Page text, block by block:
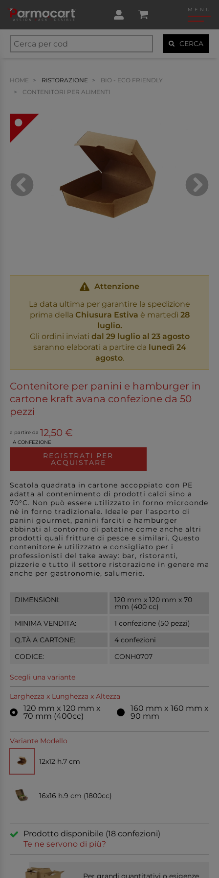
MENU
CERCA
HOME RISTORAZIONE
BIO - ECO FRIENDLY
CONTENITORI PER ALIMENTI
Attenzione
La data ultima per garantire la spedizione
prima della Chiusura Estiva è martedì 28
luglio.
Gli ordini inviati dal 29 luglio al 23 agosto
saranno elaborati a partire da lunedì 24
agosto.
Contenitore per panini e hamburger in
cartone kraft avana confezione da 50
pezzi
a partire da 12,50 €
A CONFEZIONE
REGISTRATI PER
ACQUISTARE
Scatola quadrata in cartone accoppiato con PE
adatta al contenimento di prodotti caldi sino a
70°C. Non può essere utilizzato in forno microonde
nè in forno tradizionale. Ideale per l'asporto di
panini gourmet, panini farciti e hamburger
abbinati al contorno di patatine come anche altri
prodotti quali fritture di pesce e similari. Questo
contenitore è utilizzato e consigliato per i
professionisti del take away: bar, ristoranti,
pizzerie e tutto il settore ristorazione in genere ma
anche per gastronomie, salumerie.
DIMENSIONI: 120 mm x 120 mm x 70
mm (400 cc)
MINIMA VENDITA:
1 confezione (50 pezzi)
Q.TÀ A CARTONE:
4 confezioni
CODICE:
CONH0707
Scegli una variante
Larghezza x Lunghezza x Altezza
120 mm x 120 mm x
70 mm (400cc)
160 mm x 160 mm x
90 mm
Variante Modello
12x12 h.7 cm
16x16 h.9 cm (1800cc)
Prodotto disponibile (18 confezioni)
Te ne servono di più?
Per grandi quantitativi o esigenze